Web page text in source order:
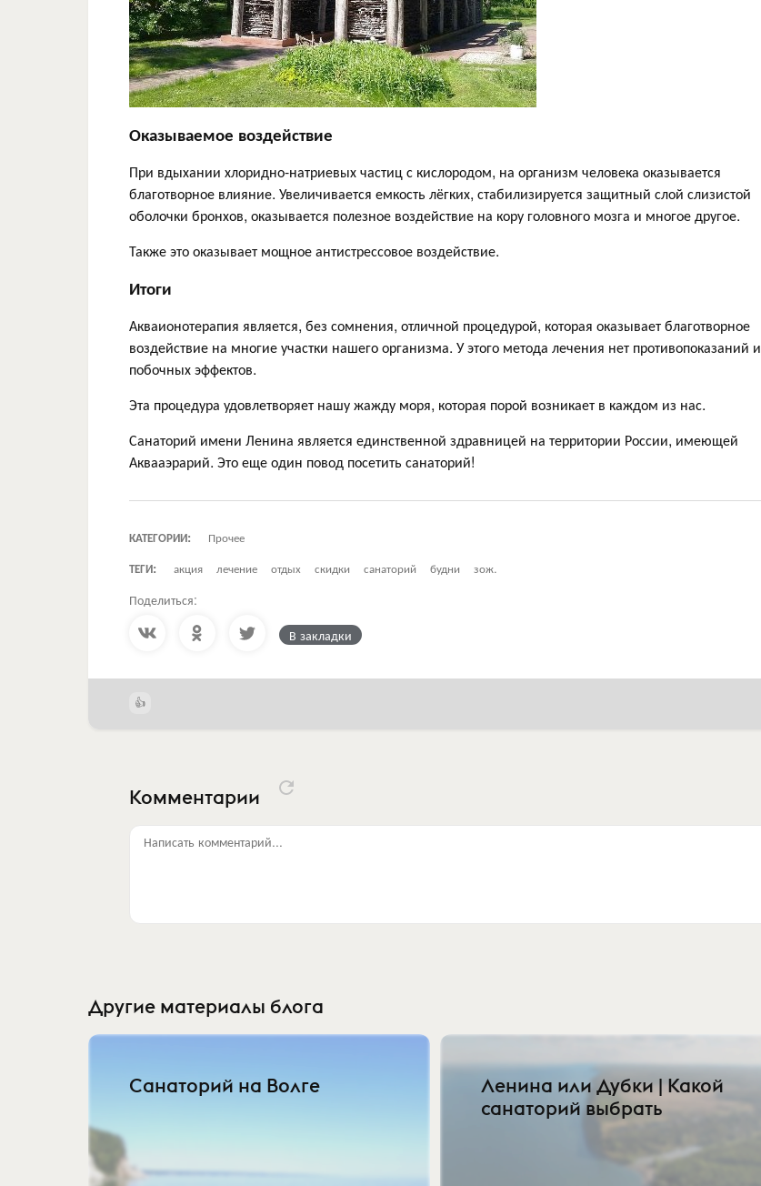
Оказываемое воздействие
При вдыхании хлоридно-натриевых частиц с кислородом, на организм человека оказывается
благотворное влияние. Увеличивается емкость лёгких, стабилизируется защитный слой слизистой
оболочки бронхов, оказывается полезное воздействие на кору головного мозга и многое другое.
Также это оказывает мощное антистрессовое воздействие.
Итоги
Акваионотерапия является, без сомнения, отличной процедурой, которая оказывает благотворное
воздействие на многие участки нашего организма. У этого метода лечения нет противопоказаний и
побочных эффектов.
Эта процедура удовлетворяет нашу жажду моря, которая порой возникает в каждом из нас.
Санаторий имени Ленина является единственной здравницей на территории России, имеющей
Аквааэрарий. Это еще один повод посетить санаторий!
КАТЕГОРИИ:
Прочее
ТЕГИ:
акция лечение отдых скидки санаторий будни зож.
Поделиться:
В закладки
Комментарии
Написать комментарий...
Другие материалы блога
Санаторий на Волге
Ленина или Дубки | Какой
санаторий выбрать